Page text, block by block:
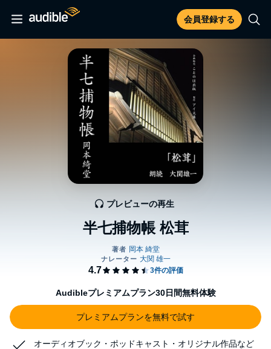
会員登録する
半七捕物帳 松茸
プレビューの再生
Audibleプレミアムプラン30日間無料体験
プレミアムプランを無料で試す
オーディオブック・ポッドキャスト・オリジナル作品など